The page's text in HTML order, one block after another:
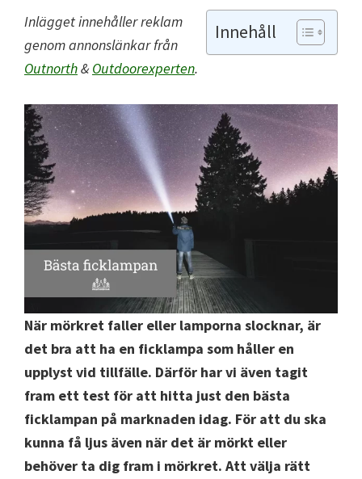
Innehåll
Inlägget innehåller reklam
genom annonslänkar från
Outnorth&Outdoorexperten.
När mörkret faller eller lamporna slocknar, är
det bra att ha en ficklampa som håller en
upplyst vid tillfälle. Därför har vi även tagit
fram ett test för att hitta just den bästa
ficklampan på marknaden idag. För att du ska
kunna få ljus även när det är mörkt eller
behöver ta dig fram i mörkret. Att välja rätt